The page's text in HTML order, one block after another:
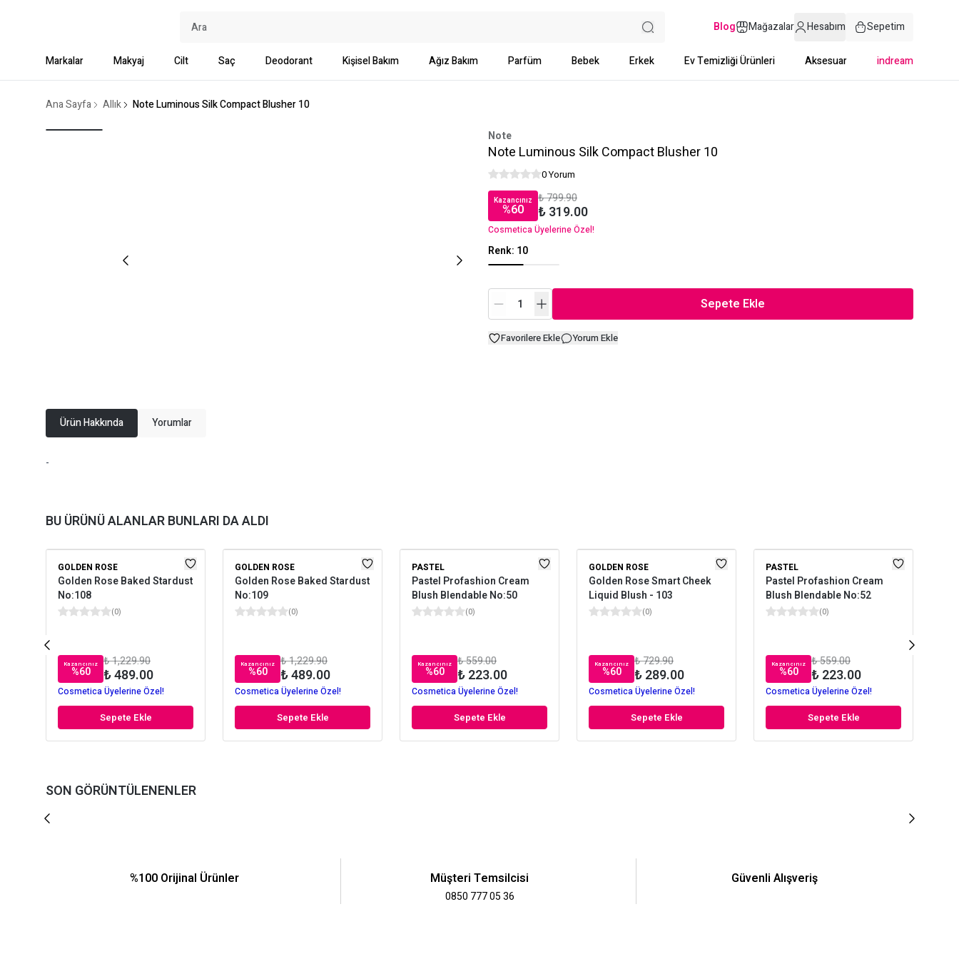
Blog Mağazalar Hesabım Sepetim
Markalar Makyaj Cilt Saç Deodorant Kişisel Bakım Ağız Bakım Parfüm Bebek Erkek Ev Temizliği Ürünleri Aksesuar indream
Ana Sayfa Allık Note Luminous Silk Compact Blusher 10
Note
Note Luminous Silk Compact Blusher 10
0 Yorum
Kazancınız
%60
₺ 799.90
₺ 319.00
Cosmetica Üyelerine Özel!
Renk: 10
Sepete Ekle
Favorilere Ekle Yorum Ekle
Ürün Hakkında Yorumlar
-
BU ÜRÜNÜ ALANLAR BUNLARI DA ALDI
GOLDEN ROSE
Golden Rose Baked Stardust
No:108
(0)
Kazancınız
%60
₺ 1,229.90
₺ 489.00
Cosmetica Üyelerine Özel!
Sepete Ekle
GOLDEN ROSE
Golden Rose Baked Stardust
No:109
(0)
Kazancınız
%60
₺ 1,229.90
₺ 489.00
Cosmetica Üyelerine Özel!
Sepete Ekle
PASTEL
Pastel Profashion Cream
Blush Blendable No:50
(0)
Kazancınız
%60
₺ 559.00
₺ 223.00
Cosmetica Üyelerine Özel!
Sepete Ekle
GOLDEN ROSE
Golden Rose Smart Cheek
Liquid Blush - 103
(0)
Kazancınız
%60
₺ 729.90
₺ 289.00
Cosmetica Üyelerine Özel!
Sepete Ekle
PASTEL
Pastel Profashion Cream
Blush Blendable No:52
(0)
Kazancınız
%60
₺ 559.00
₺ 223.00
Cosmetica Üyelerine Özel!
Sepete Ekle
SON GÖRÜNTÜLENENLER
%100 Orijinal Ürünler Müşteri Temsilcisi
0850 777 05 36
Güvenli Alışveriş